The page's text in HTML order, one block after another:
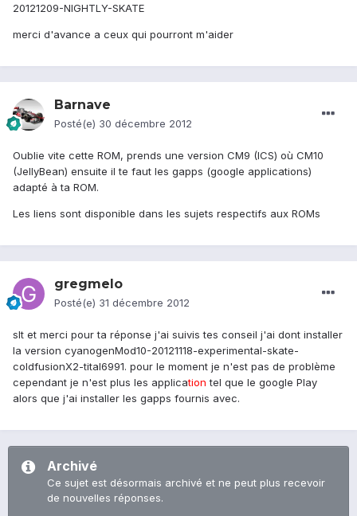
20121209-NIGHTLY-SKATE
merci d'avance a ceux qui pourront m'aider
Barnave
Posté(e) 30 décembre 2012
Oublie vite cette ROM, prends une version CM9 (ICS) où CM10
(JellyBean) ensuite il te faut les gapps (google applications)
adapté à ta ROM.
Les liens sont disponible dans les sujets respectifs aux ROMs
gregmelo
Posté(e) 31 décembre 2012
slt et merci pour ta réponse j'ai suivis tes conseil j'ai dont installer
la version cyanogenMod10-20121118-experimental-skate-
coldfusionX2-tital6991. pour le moment je n'est pas de problème
cependant je n'est plus les application tel que le google Play
alors que j'ai installer les gapps fournis avec.
Archivé
Ce sujet est désormais archivé et ne peut plus recevoir
de nouvelles réponses.